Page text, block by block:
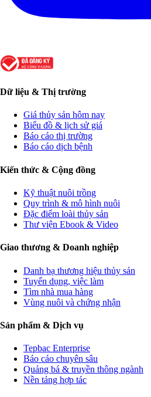
Dữ liệu & Thị trường
Giá thủy sản hôm nay
Biểu đồ & lịch sử giá
Báo cáo thị trường
Báo cáo dịch bệnh
Kiến thức & Cộng đồng
Kỹ thuật nuôi trồng
Quy trình & mô hình nuôi
Đặc điểm loài thủy sản
Thư viện Ebook & Video
Giao thương & Doanh nghiệp
Danh bạ thương hiệu thủy sản
Tuyển dụng, việc làm
Tìm nhà mua hàng
Vùng nuôi và chứng nhận
Sản phẩm & Dịch vụ
Tepbac Enterprise
Báo cáo chuyên sâu
Quảng bá & truyền thông ngành
Nền tảng hợp tác